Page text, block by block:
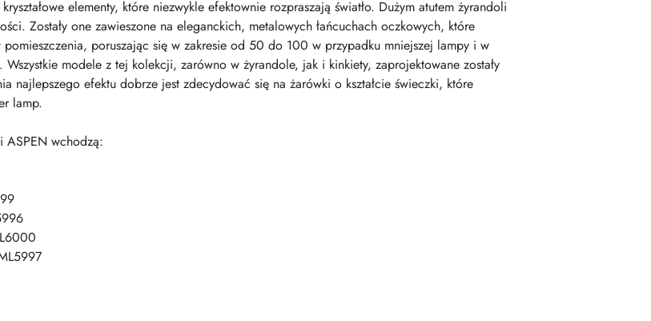
elementy, które niezwykle efektownie rozpraszają światło. Dużym atutem żyrandoli
Zostały one zawieszone na eleganckich, metalowych łańcuchach oczkowych, które
poruszając się w zakresie od 50 do 100 w przypadku mniejszej lampy i w
modele z tej kolekcji, zarówno w żyrandole, jak i kinkiety, zaprojektowane zostały
najlepszego efektu dobrze jest zdecydować się na żarówki o kształcie świeczki, które
lamp.
ASPEN wchodzą: